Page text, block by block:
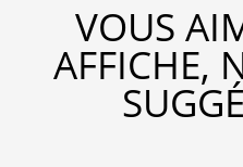
VOUS
AFFICHE,